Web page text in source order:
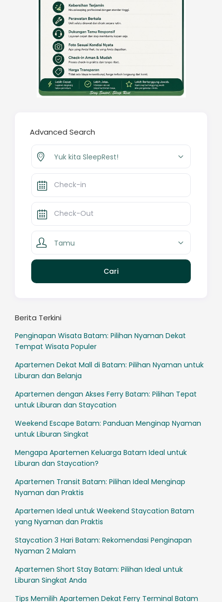
Advanced Search
Yuk kita SleepRest!
Tamu
Berita Terkini
Penginapan Wisata Batam: Pilihan Nyaman Dekat
Tempat Wisata Populer
Apartemen Dekat Mall di Batam: Pilihan Nyaman untuk
Liburan dan Belanja
Apartemen dengan Akses Ferry Batam: Pilihan Tepat
untuk Liburan dan Staycation
Weekend Escape Batam: Panduan Menginap Nyaman
untuk Liburan Singkat
Mengapa Apartemen Keluarga Batam Ideal untuk
Liburan dan Staycation?
Apartemen Transit Batam: Pilihan Ideal Menginap
Nyaman dan Praktis
Apartemen Ideal untuk Weekend Staycation Batam
yang Nyaman dan Praktis
Staycation 3 Hari Batam: Rekomendasi Penginapan
Nyaman 2 Malam
Apartemen Short Stay Batam: Pilihan Ideal untuk
Liburan Singkat Anda
Tips Memilih Apartemen Dekat Ferry Terminal Batam